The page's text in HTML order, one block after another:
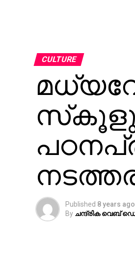
CULTURE
Published 8 years ago
By ചന്ദ്രിക വെബ്